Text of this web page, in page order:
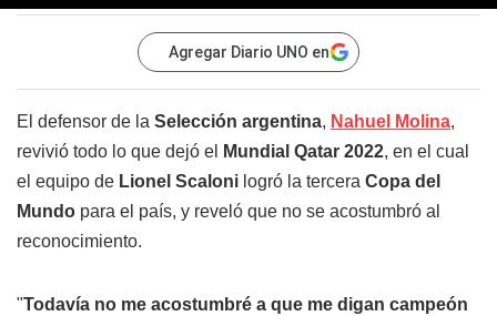
Agregar Diario UNO en
El defensor de la Selección argentina, Nahuel Molina,
revivió todo lo que dejó el
Mundial Qatar 2022, en el cual
el equipo de Lionel Scaloni logró la tercera Copa del
Mundo para el país, y reveló que no se acostumbró al
reconocimiento.
"Todavía no me acostumbré a que me digan campeón